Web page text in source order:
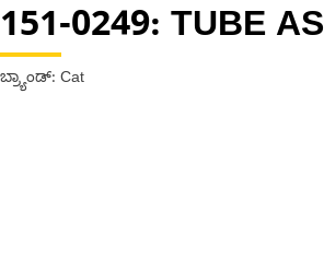
151-0249: TUBE AS
ಬ್ರ್ಯಾಂಡ್: Cat